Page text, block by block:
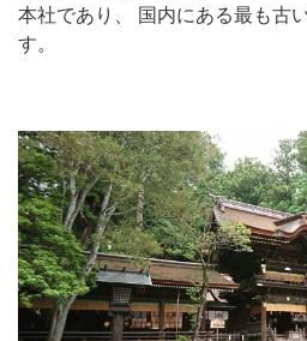
本社であり、 国内にある最も古
す。